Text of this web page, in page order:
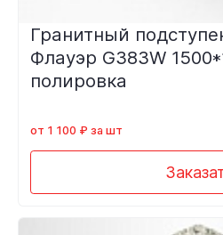
Гранитный
Флауэр G383W
полировка
от 1 100 ₽ за шт